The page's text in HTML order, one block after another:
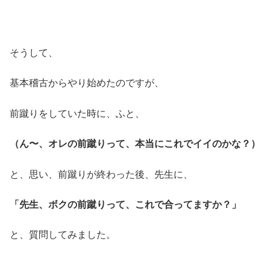
そうして、
基本稽古からやり始めたのですが、
前蹴りをしていた時に、ふと、
（ん〜、オレの前蹴りって、本当にこれでイイのかな？）
と、思い、前蹴りが終わった後、先生に、
「先生、ボクの前蹴りって、これで合ってますか？」
と、質問してみました。